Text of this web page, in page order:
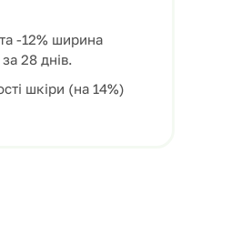
-12% ширина
28 днів.
шкіри (на 14%)